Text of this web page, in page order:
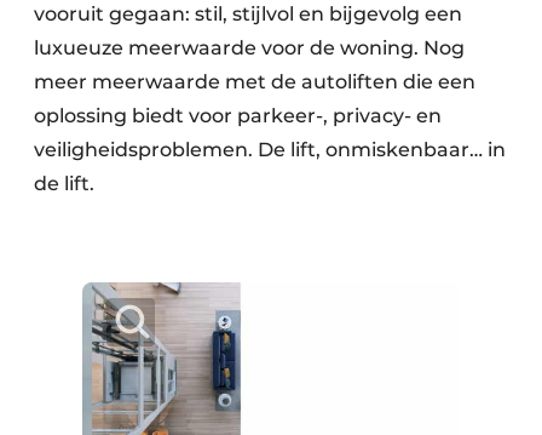
vooruit gegaan: stil, stijlvol en bijgevolg een
luxueuze meerwaarde voor de woning. Nog
meer meerwaarde met de autoliften die een
oplossing biedt voor parkeer-, privacy- en
veiligheidsproblemen. De lift, onmiskenbaar… in
de lift.